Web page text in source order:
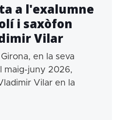
a l'exalumne
i saxòfon
Vilar
en la seva
maig-juny 2026,
Vilar en la